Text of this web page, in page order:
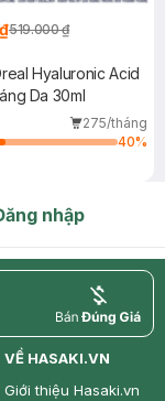
519.000 ₫
Hyaluronic Acid
Da 30ml
275/tháng
40%
nhập
price
VỀ HASAKI.VN
Giới thiệu Hasaki.vn